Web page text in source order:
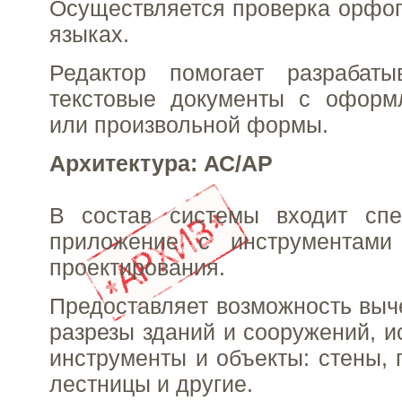
Осуществляется проверка
языках.
Редактор помогает
текстовые документы с
или произвольной формы.
Архитектура: АС/АР
В состав системы входит
приложение с
проектирования.
Предоставляет возможность
разрезы зданий и сооружений,
инструменты и объекты:
лестницы и другие.